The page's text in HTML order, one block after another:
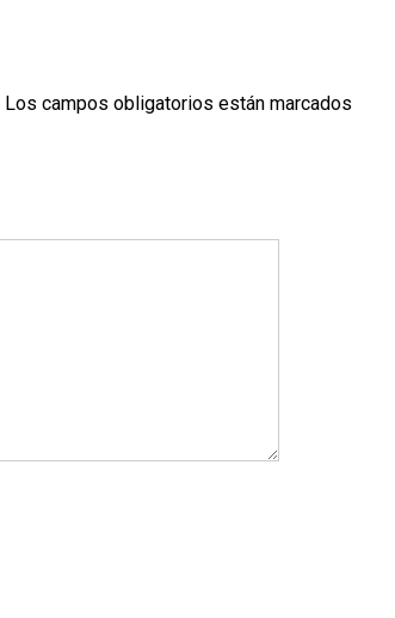
Los campos obligatorios están marcados